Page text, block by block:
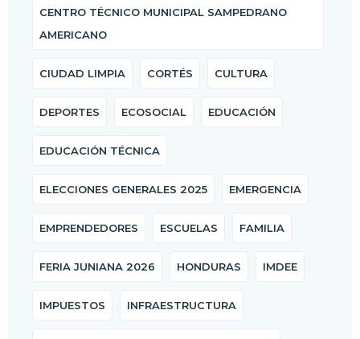
CENTRO TÉCNICO MUNICIPAL SAMPEDRANO
AMERICANO
CIUDAD LIMPIA CORTÉS CULTURA
DEPORTES ECOSOCIAL EDUCACIÓN
EDUCACIÓN TÉCNICA
ELECCIONES GENERALES 2025 EMERGENCIA
EMPRENDEDORES ESCUELAS FAMILIA
FERIA JUNIANA 2026 HONDURAS IMDEE
IMPUESTOS INFRAESTRUCTURA